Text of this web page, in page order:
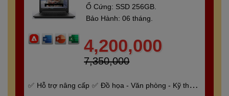
Ổ Cứng: SSD 256GB.
Bảo Hành: 06 tháng.
4,200,000
7,350,000
Hỗ trợ nâng cấp
Đồ họa - Văn phòng - Kỹ thuật